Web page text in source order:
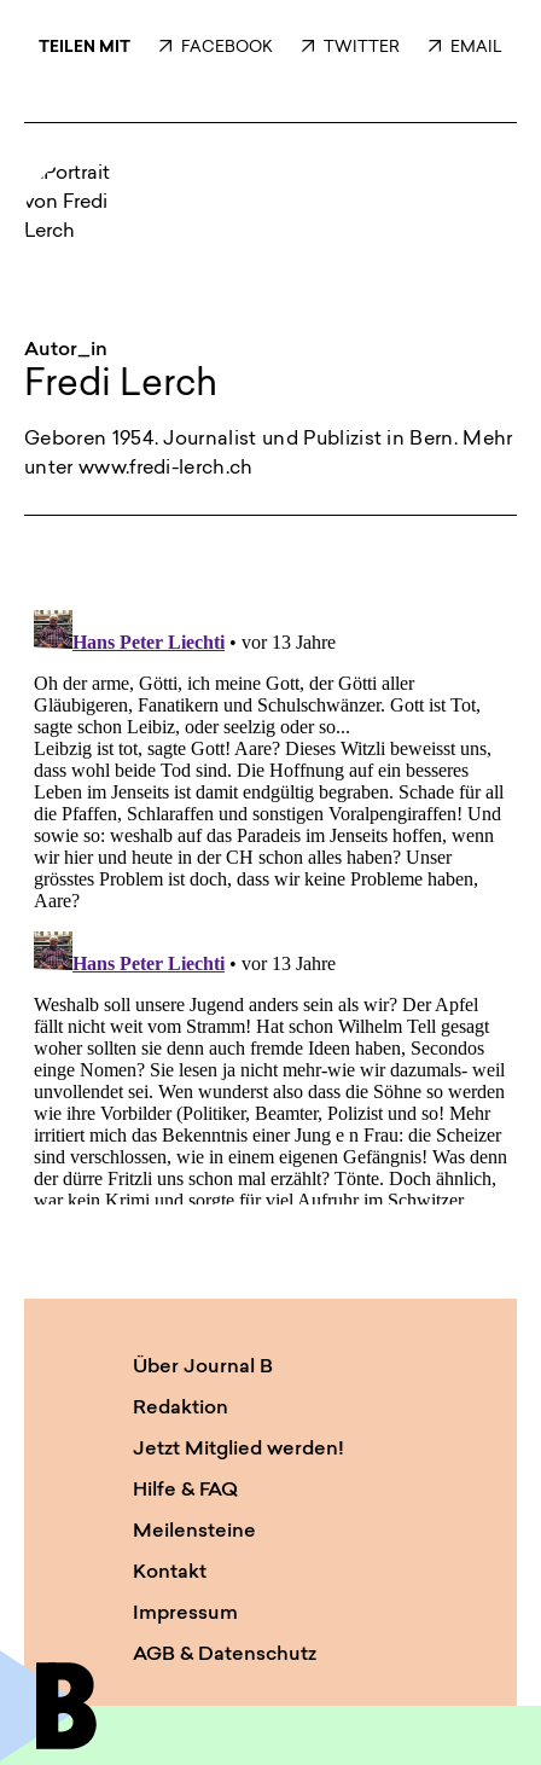
TEILEN MIT FACEBOOK TWITTER EMAIL
Autor_in
Fredi Lerch
Geboren 1954. Journalist und Publizist in Bern. Mehr
unter www.fredi-lerch.ch
Über Journal B
Redaktion
Jetzt Mitglied werden!
Hilfe & FAQ
Meilensteine
Kontakt
Impressum
AGB & Datenschutz